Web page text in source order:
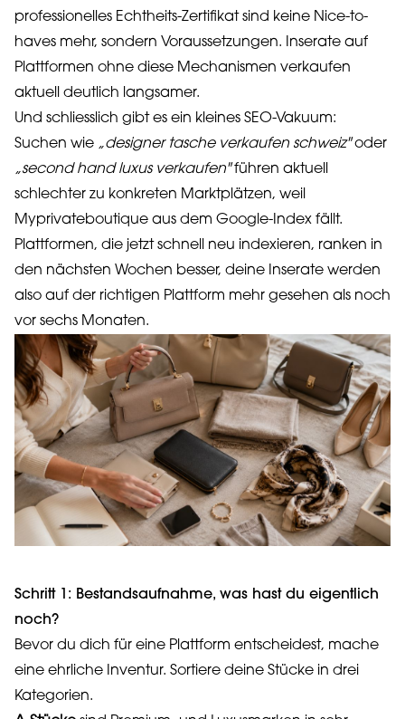
professionelles Echtheits-Zertifikat sind keine Nice-to-
haves mehr, sondern Voraussetzungen. Inserate auf
Plattformen ohne diese Mechanismen verkaufen
aktuell deutlich langsamer.
Und schliesslich gibt es ein kleines SEO-Vakuum:
Suchen wie „designer tasche verkaufen schweiz"oder
„second hand luxus verkaufen"führen aktuell
schlechter zu konkreten Marktplätzen, weil
Myprivateboutique aus dem Google-Index fällt.
Plattformen, die jetzt schnell neu indexieren, ranken in
den nächsten Wochen besser, deine Inserate werden
also auf der richtigen Plattform mehr gesehen als noch
vor sechs Monaten.
Schritt 1: Bestandsaufnahme, was hast du eigentlich
noch?
Bevor du dich für eine Plattform entscheidest, mache
eine ehrliche Inventur. Sortiere deine Stücke in drei
Kategorien.